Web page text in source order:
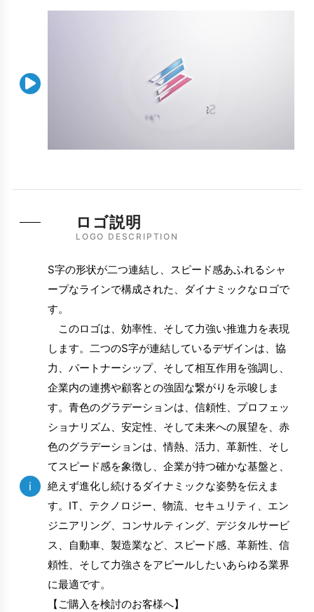

LOGO DESCRIPTION
ロゴ説明
i
S字の形状が二つ連結し、スピード感あふれるシャ
ープなラインで構成された、ダイナミックなロゴで
す。
このロゴは、効率性、そして力強い推進力を表現
します。二つのS字が連結しているデザインは、協
力、パートナーシップ、そして相互作用を強調し、
企業内の連携や顧客との強固な繋がりを示唆しま
す。青色のグラデーションは、信頼性、プロフェッ
ショナリズム、安定性、そして未来への展望を、赤
色のグラデーションは、情熱、活力、革新性、そし
てスピード感を象徴し、企業が持つ確かな基盤と、
絶えず進化し続けるダイナミックな姿勢を伝えま
す。IT、テクノロジー、物流、セキュリティ、エン
ジニアリング、コンサルティング、デジタルサービ
ス、自動車、製造業など、スピード感、革新性、信
頼性、そして力強さをアピールしたいあらゆる業界
に最適です。
【ご購入を検討のお客様へ】